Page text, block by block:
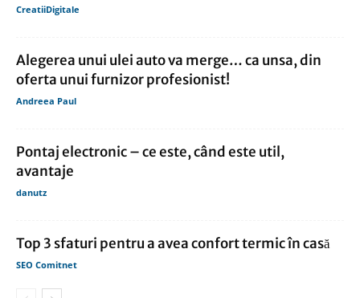
CreatiiDigitale
Alegerea unui ulei auto va merge… ca unsa, din
oferta unui furnizor profesionist!
Andreea Paul
Pontaj electronic – ce este, când este util,
avantaje
danutz
Top 3 sfaturi pentru a avea confort termic în casă
SEO Comitnet